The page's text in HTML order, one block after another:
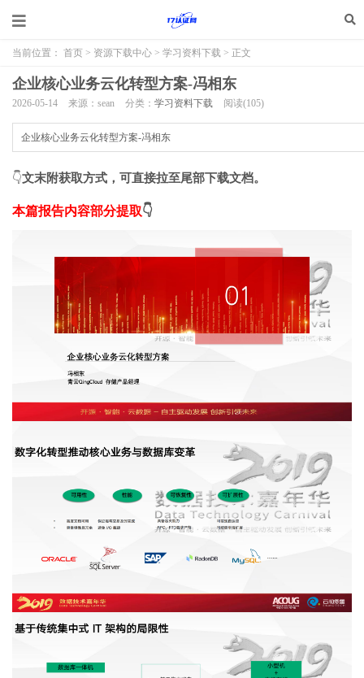
当前位置： 首页 > 资源下载中心 > 学习资料下载 > 正文
企业核心业务云化转型方案-冯相东
2026-05-14 来源：sean 分类： 学习资料下载 阅读(105)
企业核心业务云化转型方案-冯相东
👇文末附获取方式，可直接拉至尾部下载文档。
本篇报告内容部分提取👇